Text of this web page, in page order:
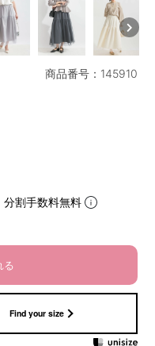
商品番号：145910
分割手数料無料
る
Find your size